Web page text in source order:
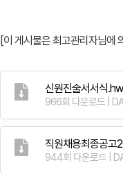
[이 게시물은 최고관리자님
신원진술서서식
966회 다운로드 |
직원채용최종공고
944회 다운로드 |